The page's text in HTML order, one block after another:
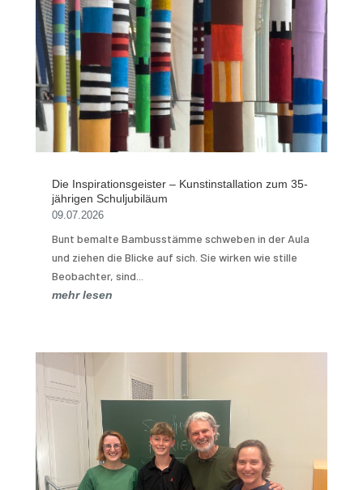
Die Inspirationsgeister – Kunstinstallation zum 35-
jährigen Schuljubiläum
09.07.2026
Bunt bemalte Bambusstämme schweben in der Aula
und ziehen die Blicke auf sich. Sie wirken wie stille
Beobachter, sind...
mehr lesen